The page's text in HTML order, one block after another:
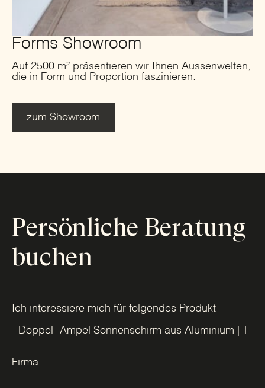
Forms Showroom
Auf 2500 m² präsentieren wir Ihnen Aussenwelten,
die in Form und Proportion faszinieren.
zum Showroom
Persönliche Beratung
buchen
Ich interessiere mich für folgendes Produkt
Firma